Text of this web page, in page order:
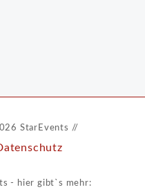
StarEvents //
- hier gibt`s mehr: